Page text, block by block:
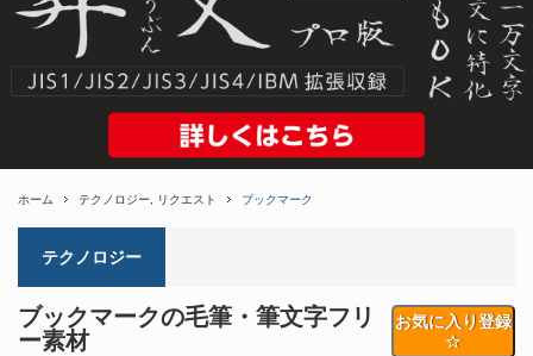
ホーム テクノロジー, リクエスト ブックマーク
テクノロジー
ブックマークの毛筆・筆文字フリ
ー素材
お気に入り登録